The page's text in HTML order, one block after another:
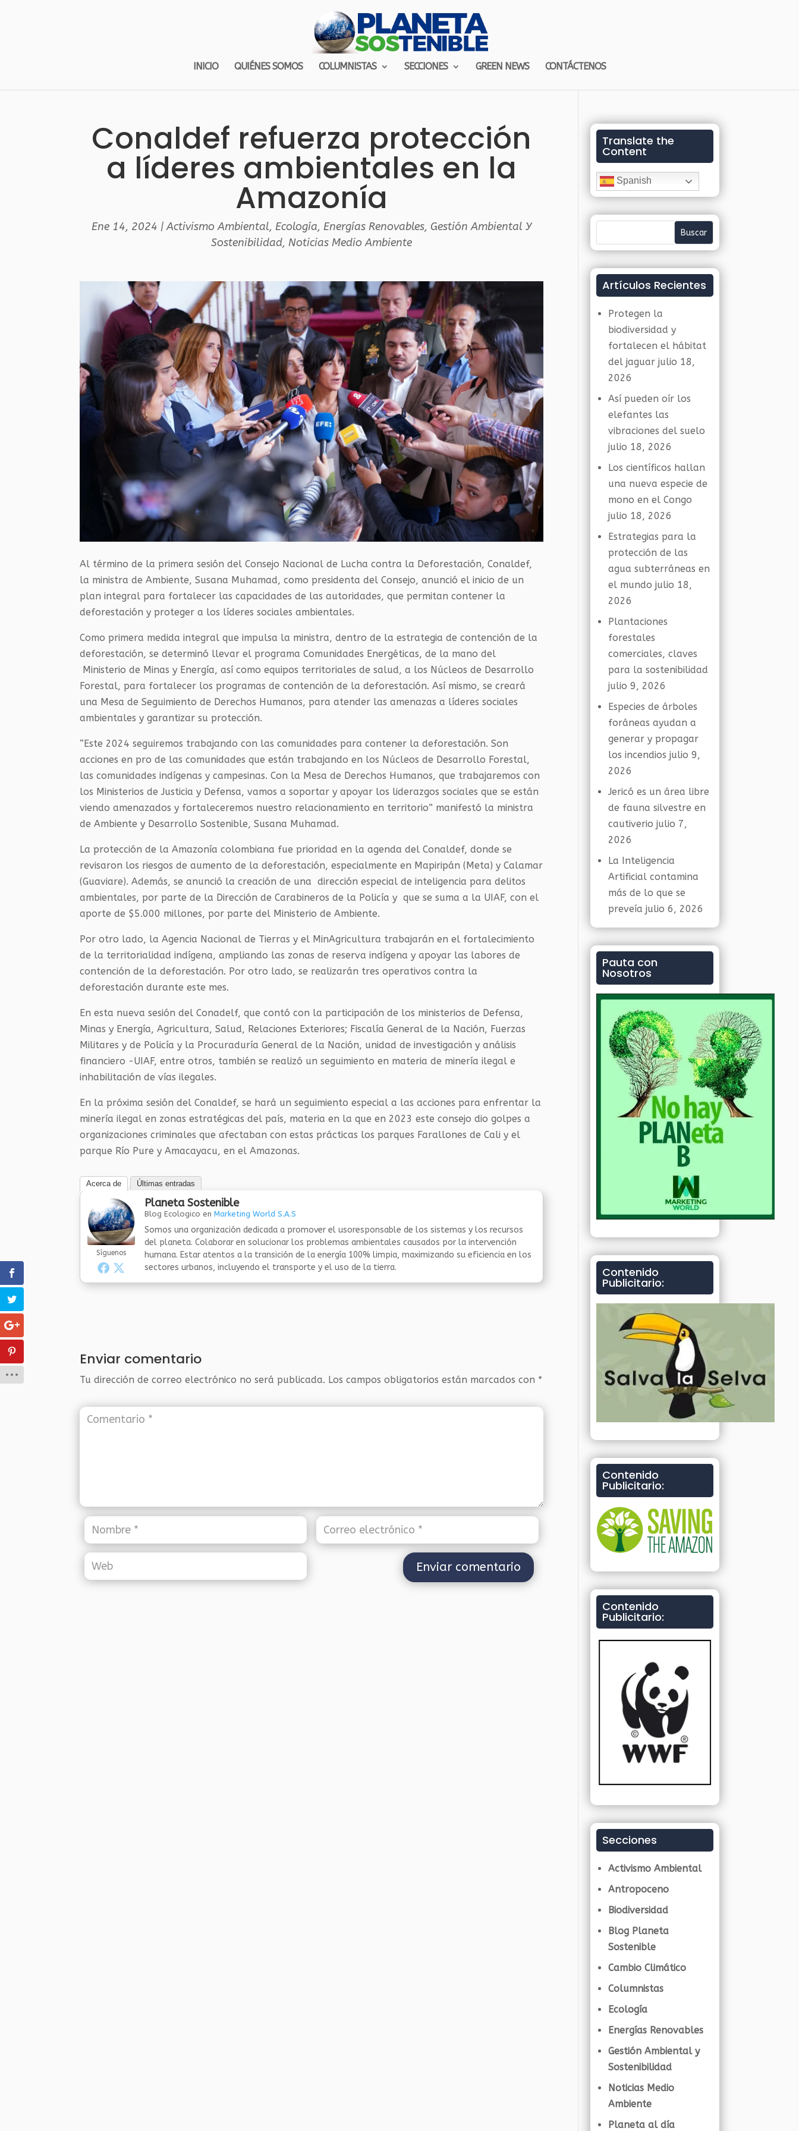
INICIO QUIÉNES SOMOS COLUMNISTAS SECCIONES GREEN NEWS CONTÁCTENOS
Conaldef refuerza protección
a líderes ambientales en la
Amazonía
Ene 14, 2024 |Activismo Ambiental,Ecología,Energías Renovables, Gestión Ambiental Y
Sostenibilidad,Noticias Medio Ambiente
Al término de la primera sesión del Consejo Nacional de Lucha contra la Deforestación, Conaldef,
la ministra de Ambiente, Susana Muhamad, como presidenta del Consejo, anunció el inicio de un
plan integral para fortalecer las capacidades de las autoridades, que permitan contener la
deforestación y proteger a los líderes sociales ambientales.
Como primera medida integral que impulsa la ministra, dentro de la estrategia de contención de la
deforestación, se determinó llevar el programa Comunidades Energéticas, de la mano del
Ministerio de Minas y Energía, así como equipos territoriales de salud, a los Núcleos de Desarrollo
Forestal, para fortalecer los programas de contención de la deforestación. Así mismo, se creará
una Mesa de Seguimiento de Derechos Humanos, para atender las amenazas a líderes sociales
ambientales y garantizar su protección.
“Este 2024 seguiremos trabajando con las comunidades para contener la deforestación. Son
acciones en pro de las comunidades que están trabajando en los Núcleos de Desarrollo Forestal,
las comunidades indígenas y campesinas. Con la Mesa de Derechos Humanos, que trabajaremos con
los Ministerios de Justicia y Defensa, vamos a soportar y apoyar los liderazgos sociales que se están
viendo amenazados y fortaleceremos nuestro relacionamiento en territorio” manifestó la ministra
de Ambiente y Desarrollo Sostenible, Susana Muhamad.
La protección de la Amazonía colombiana fue prioridad en la agenda del Conaldef, donde se
revisaron los riesgos de aumento de la deforestación, especialmente en Mapiripán (Meta) y Calamar
(Guaviare). Además, se anunció la creación de una dirección especial de inteligencia para delitos
ambientales, por parte de la Dirección de Carabineros de la Policía y que se suma a la UIAF, con el
aporte de $5.000 millones, por parte del Ministerio de Ambiente.
Por otro lado, la Agencia Nacional de Tierras y el MinAgricultura trabajarán en el fortalecimiento
de la territorialidad indígena, ampliando las zonas de reserva indígena y apoyar las labores de
contención de la deforestación. Por otro lado, se realizarán tres operativos contra la
deforestación durante este mes.
En esta nueva sesión del Conadelf, que contó con la participación de los ministerios de Defensa,
Minas y Energía, Agricultura, Salud, Relaciones Exteriores; Fiscalía General de la Nación, Fuerzas
Militares y de Policía y la Procuraduría General de la Nación, unidad de investigación y análisis
financiero -UIAF, entre otros, también se realizó un seguimiento en materia de minería ilegal e
inhabilitación de vías ilegales.
En la próxima sesión del Conaldef, se hará un seguimiento especial a las acciones para enfrentar la
minería ilegal en zonas estratégicas del país, materia en la que en 2023 este consejo dio golpes a
organizaciones criminales que afectaban con estas prácticas los parques Farallones de Cali y el
parque Río Pure y Amacayacu, en el Amazonas.
Acerca de Últimas entradas
Síguenos
Planeta Sostenible
Blog Ecologico enMarketing World S.A.S
Somos una organización dedicada a promover el usoresponsable de los sistemas y los recursos
del planeta. Colaborar en solucionar los problemas ambientales causados por la intervención
humana. Estar atentos a la transición de la energía 100% limpia, maximizando su eficiencia en los
sectores urbanos, incluyendo el transporte y el uso de la tierra.
Enviar comentario
Tu dirección de correo electrónico no será publicada. Los campos obligatorios están marcados con *
Translate the
Content
Spanish
Artículos Recientes
Protegen la
biodiversidad y
fortalecen el hábitat
del jaguar julio 18,
2026
Así pueden oír los
elefantes las
vibraciones del suelo
julio 18, 2026
Los científicos hallan
una nueva especie de
mono en el Congo
julio 18, 2026
Estrategias para la
protección de las
agua subterráneas en
el mundo julio 18,
2026
Plantaciones
forestales
comerciales, claves
para la sostenibilidad
julio 9, 2026
Especies de árboles
foráneas ayudan a
generar y propagar
los incendios julio 9,
2026
Jericó es un área libre
de fauna silvestre en
cautiverio julio 7,
2026
La Inteligencia
Artificial contamina
más de lo que se
preveía julio 6, 2026
Pauta con
Nosotros
Contenido
Publicitario:
Contenido
Publicitario:
Contenido
Publicitario:
Secciones
Activismo Ambiental
Antropoceno
Biodiversidad
Blog Planeta
Sostenible
Cambio Climático
Columnistas
Ecología
Energías Renovables
Gestión Ambiental y
Sostenibilidad
Noticias Medio
Ambiente
Planeta al día